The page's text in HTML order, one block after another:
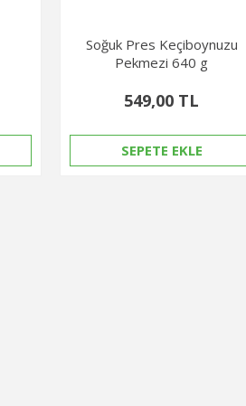
Soğuk Pres Keçiboynuzu
Pekmezi 640 g
549,00 TL
SEPETE EKLE